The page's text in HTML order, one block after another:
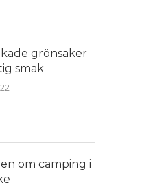
grönsaker
smak
om camping i